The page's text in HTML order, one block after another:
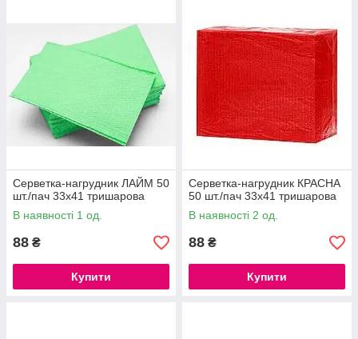
Серветка-нагрудник ЛАЙМ 50
шт./пач 33х41 тришарова
В наявності 1 од.
88 ₴
Купити
Серветка-нагрудник КРАСНА
50 шт./пач 33х41 тришарова
В наявності 2 од.
88 ₴
Купити